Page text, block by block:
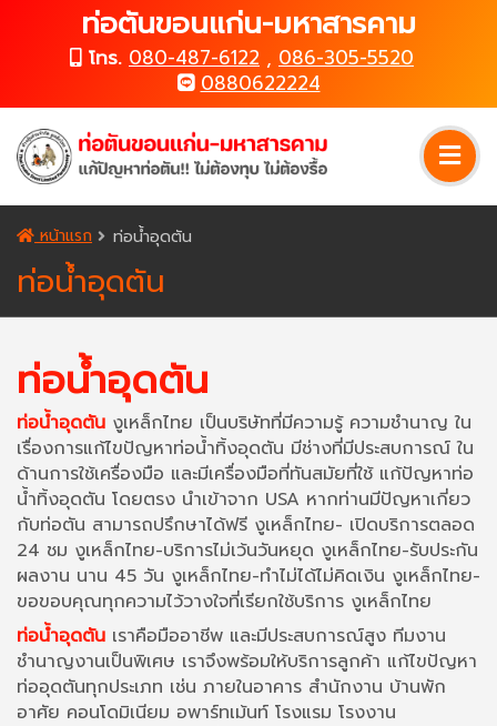
ท่อตันขอนแก่น-มหาสารคาม
โทร. 080-487-6122 , 086-305-5520
0880622224
หน้าแรก ท่อน้ำอุดตัน
ท่อน้ำอุดตัน
ท่อน้ำอุดตัน
ท่อน้ำอุดตัน งูเหล็กไทย เป็นบริษัทที่มีความรู้ ความชำนาญ ใน
เรื่องการแก้ไขปัญหาท่อน้ำทิ้งอุดตัน มีช่างที่มีประสบการณ์ ใน
ด้านการใช้เครื่องมือ และมีเครื่องมือที่ทันสมัยที่ใช้ แก้ปัญหาท่อ
น้ำทิ้งอุดตัน โดยตรง นำเข้าจาก USA หากท่านมีปัญหาเกี่ยว
กับท่อตัน สามารถปรึกษาได้ฟรี งูเหล็กไทย- เปิดบริการตลอด
24 ชม งูเหล็กไทย-บริการไม่เว้นวันหยุด งูเหล็กไทย-รับประกัน
ผลงาน นาน 45 วัน งูเหล็กไทย-ทำไม่ได้ไม่คิดเงิน งูเหล็กไทย-
ขอขอบคุณทุกความไว้วางใจที่เรียกใช้บริการ งูเหล็กไทย
ท่อน้ำอุดตัน เราคือมืออาชีพ และมีประสบการณ์สูง ทีมงาน
ชำนาญงานเป็นพิเศษ เราจึงพร้อมให้บริการลูกค้า แก้ไขปัญหา
ท่ออุดตันทุกประเภท เช่น ภายในอาคาร สำนักงาน บ้านพัก
อาศัย คอนโดมิเนียม อพาร์ทเม้นท์ โรงแรม โรงงาน